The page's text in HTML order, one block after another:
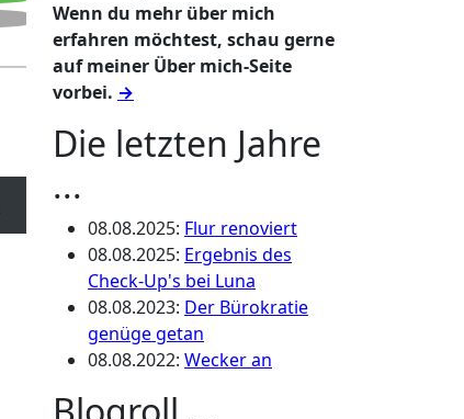
Wenn du mehr über mich
erfahren möchtest, schau gerne
auf meiner Über mich-Seite
vorbei. →
Die letzten Jahre
...
08.08.2025: Flur renoviert
08.08.2025: Ergebnis des
Check-Up's bei Luna
08.08.2023: Der Bürokratie
genüge getan
08.08.2022: Wecker an